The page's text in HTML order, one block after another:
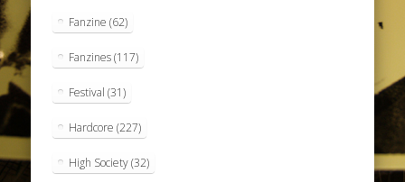
Fanzine (62)
Fanzines(117)
Festival (31)
Hardcore (227)
High Society(32)